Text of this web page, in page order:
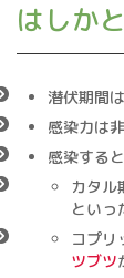
はしか
潜伏期間
感染力は
感染すると
カタ
といっ
コプリ
ツブツ